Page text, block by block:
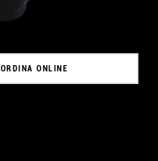
ORDINA ONLINE